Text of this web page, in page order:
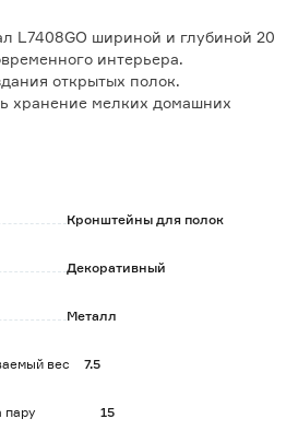
L7408GO шириной и глубиной 20
интерьера.
открытых полок.
хранение мелких домашних
покрытием металлической
размерам, держатель позволит
или саморезов
Кронштейны для полок
Декоративный
Металл
вес
7.5
пару
15